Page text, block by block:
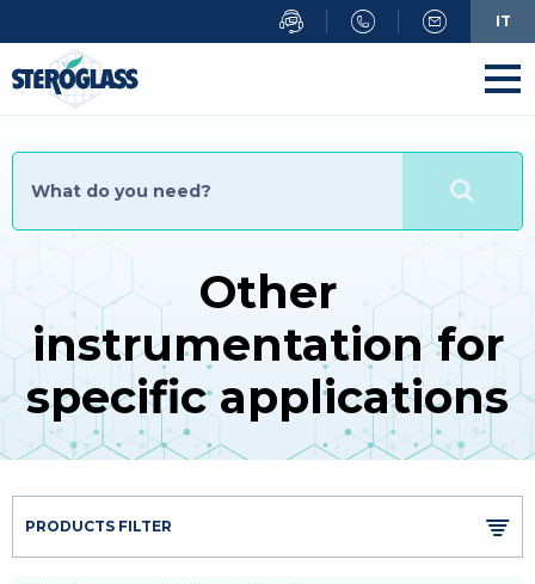
to
main
content
Other
instrumentation for
specific applications
PRODUCTS FILTER
IT